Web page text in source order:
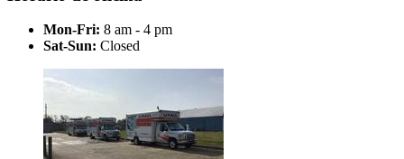
Mon-Fri: 8 am - 4 pm
Sat-Sun: Closed